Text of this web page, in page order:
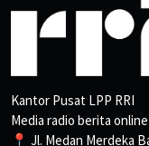
Kantor Pusat LPP RRI
Media radio berita
📍 Jl. Medan Merdeka